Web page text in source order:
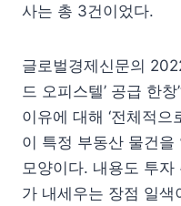
사는 총 3건이었다.
글로벌경제신문의
드 오피스텔’ 공급 한
이유에 대해 ‘전체적
이 특정 부동산 물건
모양이다. 내용도 투
가 내세우는 장점 일색